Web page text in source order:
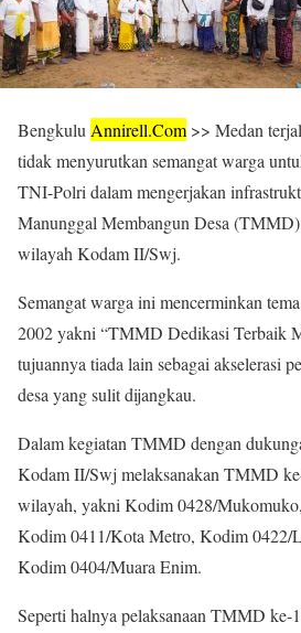
Bengkulu Annirell.Com >> Medan
tidak menyurutkan semangat warga
TNI-Polri dalam mengerjakan
Manunggal Membangun Desa
wilayah Kodam II/Swj.
Semangat warga ini mencerminkan
2002 yakni “TMMD Dedikasi Terbaik
tujuannya tiada lain sebagai akselerasi
desa yang sulit dijangkau.
Dalam kegiatan TMMD dengan
Kodam II/Swj melaksanakan TMMD
wilayah, yakni Kodim 0428/
Kodim 0411/Kota Metro, Kodim 0422/
Kodim 0404/Muara Enim.
Seperti halnya pelaksanaan TMMD ke-